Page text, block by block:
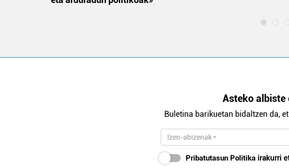
Asteko albiste
Buletina barikuetan bidaltzen da,
Pribatutasun Politika irakurri